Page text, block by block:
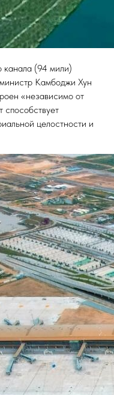
канала (94 мили)
Камбоджи Хун
«независимо от
способствует
целостности и